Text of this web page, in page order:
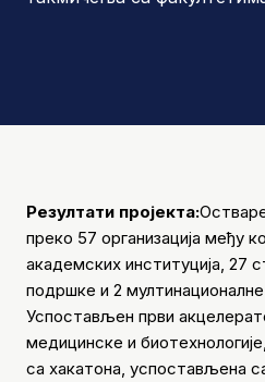
Резултати пројекта:
преко 57 организација међу
академских институција, 27
подршке и 2 мултинационалне
Успостављен први
медицинске и
са хакатона, успостављена